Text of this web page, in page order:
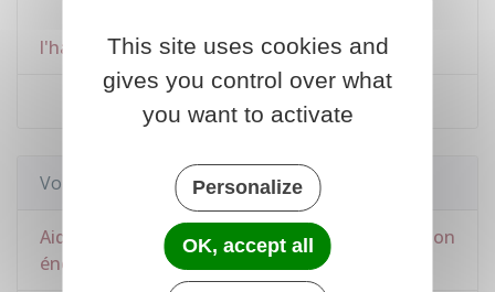
l'habitat
Calculette Ma plus-value Réno
Voir aussi
Aides et prêts pour l'amélioration et la rénovation
énergétique de l'habitat
This site uses cookies and
gives you control over what
you want to activate
Personalize
OK, accept all